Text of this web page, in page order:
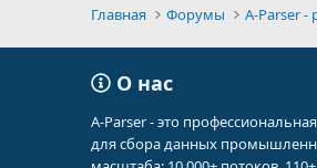
Главная Форумы A-Parser
О нас
A-Parser - это
для сбора данных